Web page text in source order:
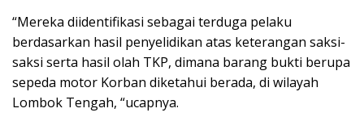
“Mereka diidentifikasi sebagai terduga pelaku
berdasarkan hasil penyelidikan atas keterangan saksi-
saksi serta hasil olah TKP, dimana barang bukti berupa
sepeda motor Korban diketahui berada, di wilayah
Lombok Tengah, “ucapnya.